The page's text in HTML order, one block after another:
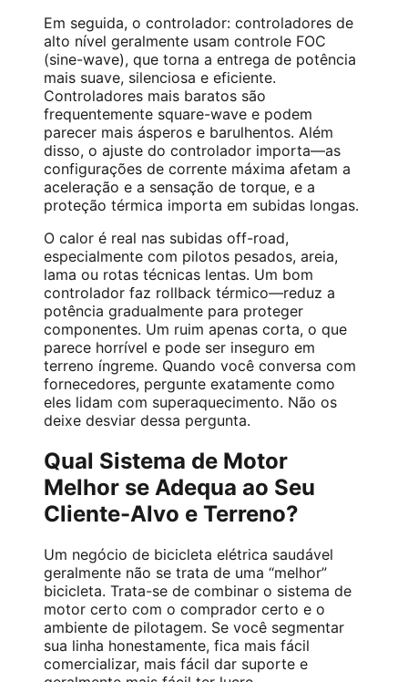
Em seguida, o controlador: controladores de
alto nível geralmente usam controle FOC
(sine-wave), que torna a entrega de potência
mais suave, silenciosa e eficiente.
Controladores mais baratos são
frequentemente square-wave e podem
parecer mais ásperos e barulhentos. Além
disso, o ajuste do controlador importa—as
configurações de corrente máxima afetam a
aceleração e a sensação de torque, e a
proteção térmica importa em subidas longas.
O calor é real nas subidas off-road,
especialmente com pilotos pesados, areia,
lama ou rotas técnicas lentas. Um bom
controlador faz rollback térmico—reduz a
potência gradualmente para proteger
componentes. Um ruim apenas corta, o que
parece horrível e pode ser inseguro em
terreno íngreme. Quando você conversa com
fornecedores, pergunte exatamente como
eles lidam com superaquecimento. Não os
deixe desviar dessa pergunta.
Qual Sistema de Motor
Melhor se Adequa ao Seu
Cliente-Alvo e Terreno?
Um negócio de bicicleta elétrica saudável
geralmente não se trata de uma “melhor”
bicicleta. Trata-se de combinar o sistema de
motor certo com o comprador certo e o
ambiente de pilotagem. Se você segmentar
sua linha honestamente, fica mais fácil
comercializar, mais fácil dar suporte e